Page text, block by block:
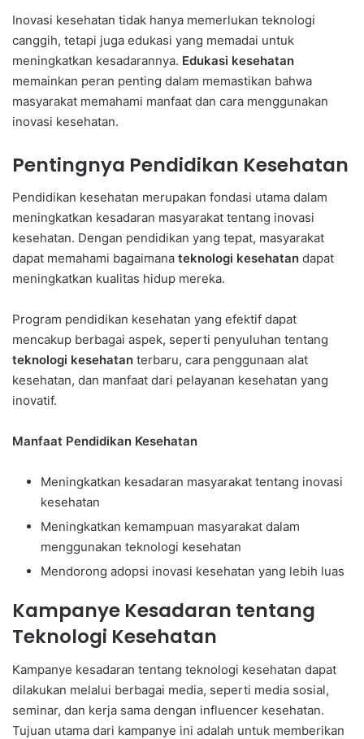
Inovasi kesehatan tidak hanya memerlukan teknologi
canggih, tetapi juga edukasi yang memadai untuk
meningkatkan kesadarannya. Edukasi kesehatan
memainkan peran penting dalam memastikan bahwa
masyarakat memahami manfaat dan cara menggunakan
inovasi kesehatan.
Pentingnya Pendidikan Kesehatan
Pendidikan kesehatan merupakan fondasi utama dalam
meningkatkan kesadaran masyarakat tentang inovasi
kesehatan. Dengan pendidikan yang tepat, masyarakat
dapat memahami bagaimana teknologi kesehatan dapat
meningkatkan kualitas hidup mereka.
Program pendidikan kesehatan yang efektif dapat
mencakup berbagai aspek, seperti penyuluhan tentang
teknologi kesehatan terbaru, cara penggunaan alat
kesehatan, dan manfaat dari pelayanan kesehatan yang
inovatif.
Manfaat Pendidikan Kesehatan
Meningkatkan kesadaran masyarakat tentang inovasi
kesehatan
Meningkatkan kemampuan masyarakat dalam
menggunakan teknologi kesehatan
Mendorong adopsi inovasi kesehatan yang lebih luas
Kampanye Kesadaran tentang
Teknologi Kesehatan
Kampanye kesadaran tentang teknologi kesehatan dapat
dilakukan melalui berbagai media, seperti media sosial,
seminar, dan kerja sama dengan influencer kesehatan.
Tujuan utama dari kampanye ini adalah untuk memberikan